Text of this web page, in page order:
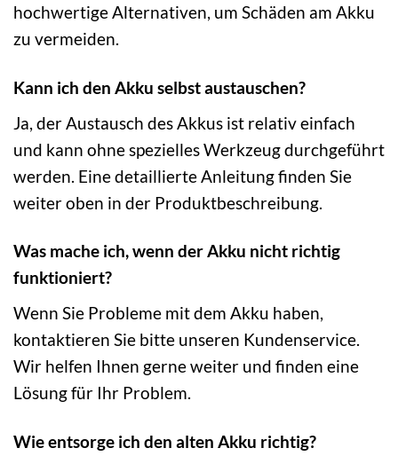
hochwertige Alternativen, um Schäden am Akku
zu vermeiden.
Kann ich den Akku selbst austauschen?
Ja, der Austausch des Akkus ist relativ einfach
und kann ohne spezielles Werkzeug durchgeführt
werden. Eine detaillierte Anleitung finden Sie
weiter oben in der Produktbeschreibung.
Was mache ich, wenn der Akku nicht richtig
funktioniert?
Wenn Sie Probleme mit dem Akku haben,
kontaktieren Sie bitte unseren Kundenservice.
Wir helfen Ihnen gerne weiter und finden eine
Lösung für Ihr Problem.
Wie entsorge ich den alten Akku richtig?